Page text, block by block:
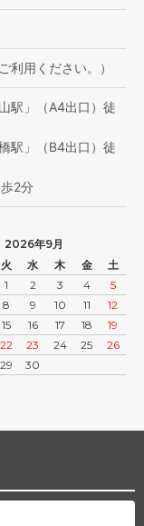
利用ください。）
駅」（A4出口）徒
駅」（B4出口）徒
2分
2026年9月
火 水 木 金
土
1
2 3 4
5
8 9 10 11
12
15 16 17 18
19
22 23 24 25
26
29 30